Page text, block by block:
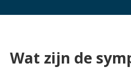
Wat zijn de